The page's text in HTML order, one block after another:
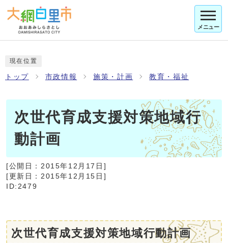
メニュー
現在位置
トップ 市政情報 施策・計画 教育・福祉
次世代育成支援対策地域行
動計画
[公開日： 2015年12月17日 ]
[更新日： 2015年12月15日 ]
ID:2479
次世代育成支援対策地域行動計画